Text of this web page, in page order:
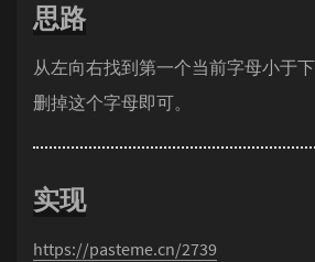
思路
从左向右找到第一个当前字母小于
删掉这个字母即可。
实现
https://pasteme.cn/2739